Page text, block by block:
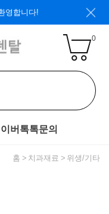
영합니다!
0
버톡톡문의
홈 치과재료 위생/기타